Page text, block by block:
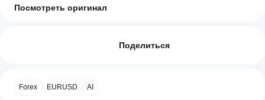
Рекомендуемый символ - EURUSD
Посмотреть оригинал
Отзывы покупателей
экземпляр,
cTrader
Поделиться
Forex EURUSD AI